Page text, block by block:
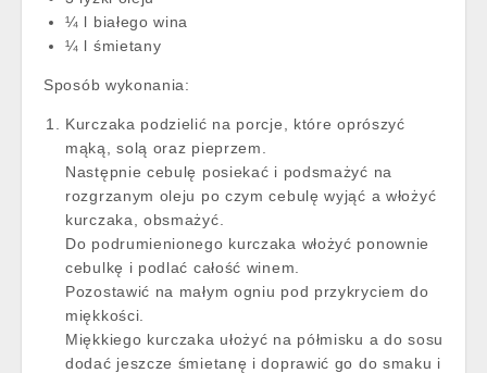
¼ l białego wina
¼ l śmietany
Sposób wykonania:
Kurczaka podzielić na porcje, które oprószyć
mąką, solą oraz pieprzem.
Następnie cebulę posiekać i podsmażyć na
rozgrzanym oleju po czym cebulę wyjąć a włożyć
kurczaka, obsmażyć.
Do podrumienionego kurczaka włożyć ponownie
cebulkę i podlać całość winem.
Pozostawić na małym ogniu pod przykryciem do
miękkości.
Miękkiego kurczaka ułożyć na półmisku a do sosu
dodać jeszcze śmietanę i doprawić go do smaku i